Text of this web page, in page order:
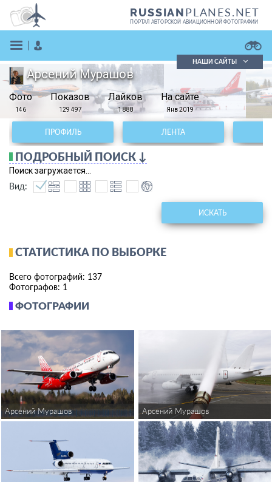
RUSSIANPLANES.NET
ПОРТАЛ АВТОРСКОЙ АВИАЦИОННОЙ ФОТОГРАФИИ
ЗАРЕГИСТРИРОВАТЬСЯ
Поиск фотографий
Поиск в реестре
Кратко
Подробно
НАШИ САЙТЫ
Арсений Мурашов
Фото
146
Показов
129 497
Лайков
1 888
На сайте
Янв 2019
ПРОФИЛЬ ЛЕНТА
ФОТОГРАФИИ
Арсений Мурашов Арсений Мурашов
ПОДРОБНЫЙ ПОИСК ↓
Поиск загружается...
Вид:
ИСКАТЬ
СТАТИСТИКА ПО ВЫБОРКЕ
Всего фотографий: 137
Фотографов: 1